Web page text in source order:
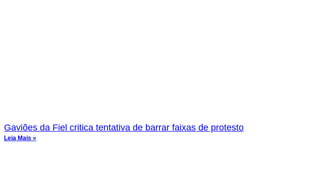
Gaviões da Fiel critica tentativa de barrar faixas de protesto
Leia Mais »